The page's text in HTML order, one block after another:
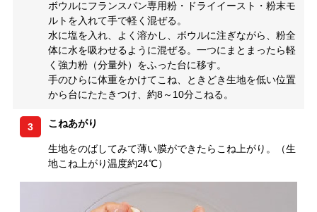
ボウルにフランスパン専用粉・ドライイースト・粉末モ
ルトを入れて手で軽く混ぜる。
水に塩を入れ、よく溶かし、ボウルに注ぎながら、粉全
体に水を吸わせるように混ぜる。一つにまとまったら軽
く強力粉（分量外）をふった台に移す。
手のひらに体重をかけてこね、ときどき生地を低い位置
から台にたたきつけ、約8～10分こねる。
3 こねあがり
生地をのばしてみて薄い膜ができたらこね上がり。（生
地こね上がり温度約24℃）